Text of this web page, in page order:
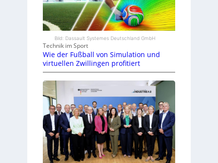
Bild: Dassault Systemes Deutschland GmbH
Technik im Sport
Wie der Fußball von Simulation und
virtuellen Zwillingen profitiert